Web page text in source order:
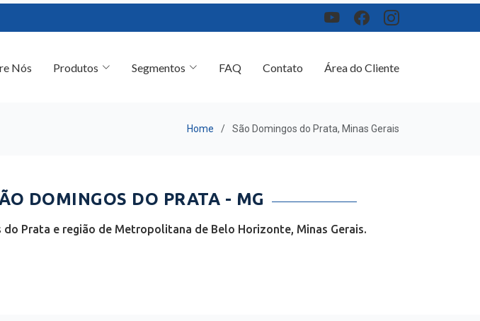
Nós Produtos Segmentos FAQ Contato Área do Cliente
Home São Domingos do Prata, Minas Gerais
DOMINGOS DO PRATA - MG
Prata e região de Metropolitana de Belo Horizonte, Minas Gerais.